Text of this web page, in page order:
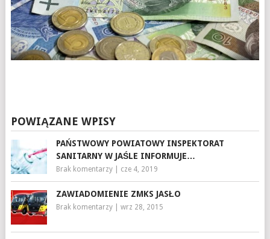
POWIĄZANE WPISY
PAŃSTWOWY POWIATOWY INSPEKTORAT
SANITARNY W JAŚLE INFORMUJE…
Brak komentarzy| cze 4, 2019
ZAWIADOMIENIE ZMKS JASŁO
Brak komentarzy| wrz 28, 2015